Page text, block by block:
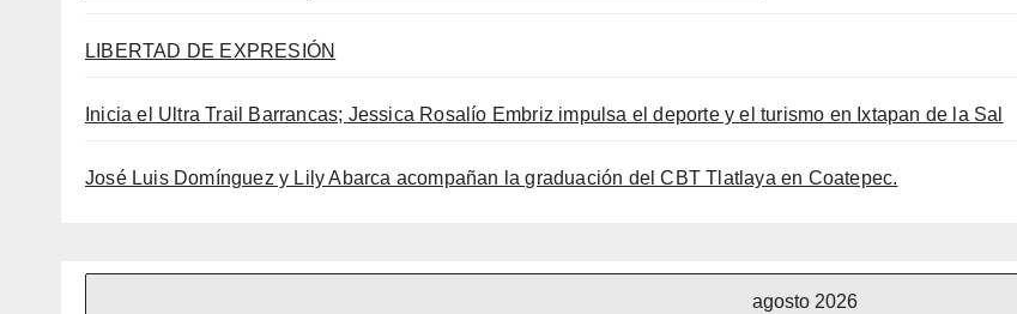
LIBERTAD DE EXPRESIÓN
Inicia el Ultra Trail Barrancas; Jessica Rosalío Embriz impulsa el deporte y el turismo en Ixtapan de la Sal
José Luis Domínguez y Lily Abarca acompañan la graduación del CBT Tlatlaya en Coatepec.
agosto 2026